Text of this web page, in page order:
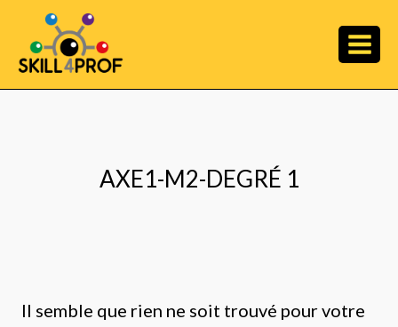
AXE1-M2-DEGRÉ 1
Il semble que rien ne soit trouvé pour votre